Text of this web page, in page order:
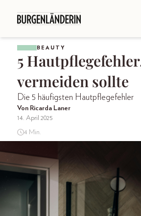
BEAUTY
5
vermeiden sollte
Die 5 häufigsten Hautpflegefehler
Von Ricarda Laner
14. April 2025
4 Min.